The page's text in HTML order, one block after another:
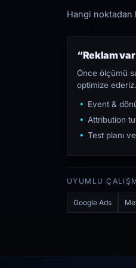
Hangi noktadan
“Reklam
Önce ölçümü
optimize ederiz.
Event &
Attribution
Test planı
UYUMLU
Google Ads